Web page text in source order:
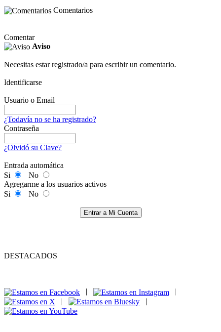
Comentarios
Comentar
Aviso
Necesitas estar registrado/a para escribir un comentario.
Identificarse
Usuario o Email
¿Todavía no se ha registrado?
Contraseña
¿Olvidó su Clave?
Entrada automática
Si
No
Agregarme a los usuarios activos
Si
No
Entrar a Mi Cuenta
DESTACADOS
|
|